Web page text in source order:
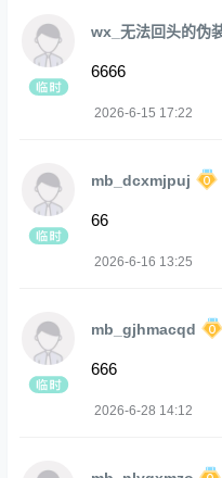
wx_无法回头的伪
6666
2026-6-15 17:22
mb_dcxmjpuj
66
2026-6-16 13:25
mb_gjhmacqd
666
2026-6-28 14:12